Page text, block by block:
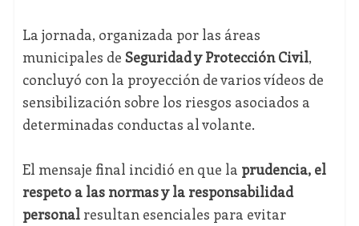
La jornada, organizada por las áreas
municipales de Seguridad y Protección Civil,
concluyó con la proyección de varios vídeos de
sensibilización sobre los riesgos asociados a
determinadas conductas al volante.
El mensaje final incidió en que la prudencia, el
respeto a las normas y la responsabilidad
personalresultan esenciales para evitar